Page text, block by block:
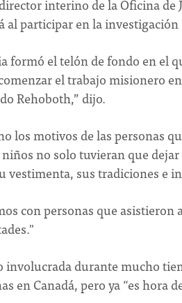
interino de la Oficina de
al participar en la
formó el telón de fondo en el
el trabajo misionero
Rehoboth,” dijo.
los motivos de las personas
no solo tuvieran que
vestimenta, sus tradiciones e
con personas que
involucrada durante mucho
en Canadá, pero ya “es hora